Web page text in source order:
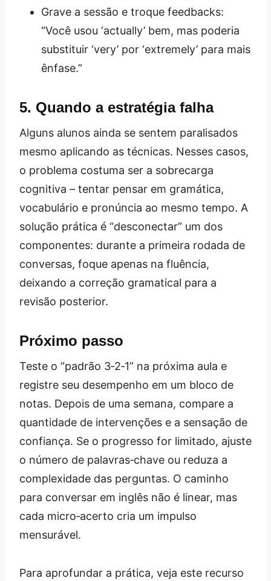
Grave a sessão e troque feedbacks:
“Você usou ‘actually’ bem, mas poderia
substituir ‘very’ por ‘extremely’ para mais
ênfase.”
5. Quando a estratégia falha
Alguns alunos ainda se sentem paralisados
mesmo aplicando as técnicas. Nesses casos,
o problema costuma ser a sobrecarga
cognitiva – tentar pensar em gramática,
vocabulário e pronúncia ao mesmo tempo. A
solução prática é “desconectar” um dos
componentes: durante a primeira rodada de
conversas, foque apenas na fluência,
deixando a correção gramatical para a
revisão posterior.
Próximo passo
Teste o “padrão 3‑2‑1” na próxima aula e
registre seu desempenho em um bloco de
notas. Depois de uma semana, compare a
quantidade de intervenções e a sensação de
confiança. Se o progresso for limitado, ajuste
o número de palavras‑chave ou reduza a
complexidade das perguntas. O caminho
para conversar em inglês não é linear, mas
cada micro‑acerto cria um impulso
mensurável.
Para aprofundar a prática, veja este recurso